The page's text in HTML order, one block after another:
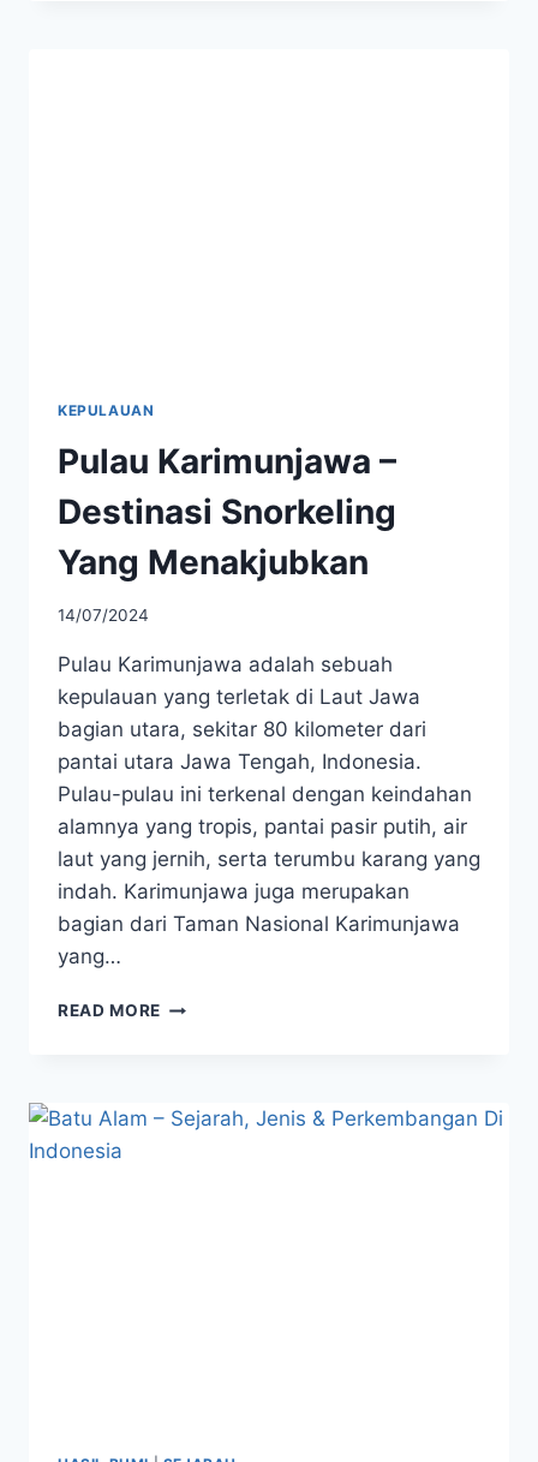
KEPULAUAN
Pulau Karimunjawa –
Destinasi Snorkeling
Yang Menakjubkan
14/07/2024
Pulau Karimunjawa adalah sebuah
kepulauan yang terletak di Laut Jawa
bagian utara, sekitar 80 kilometer dari
pantai utara Jawa Tengah, Indonesia.
Pulau-pulau ini terkenal dengan keindahan
alamnya yang tropis, pantai pasir putih, air
laut yang jernih, serta terumbu karang yang
indah. Karimunjawa juga merupakan
bagian dari Taman Nasional Karimunjawa
yang…
READ MORE PULAU
SNORKELING
YANG